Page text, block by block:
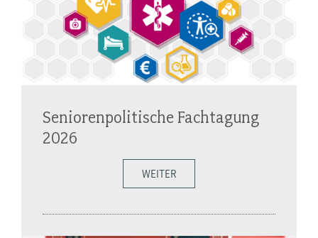
Seniorenpolitische Fachtagung
2026
WEITER